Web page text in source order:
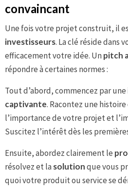
convaincant
Une fois votre projet construit, il
investisseurs. La clé réside dans
efficacement votre idée. Unpitch
répondre à certaines normes :
Tout d’abord, commencez par une
captivante. Racontez une
l’importance de votre projet et
Suscitez l’intérêt dès les
Ensuite, abordez clairement le
résolvez et lasolutionque vous
quoi votre produit ou service se